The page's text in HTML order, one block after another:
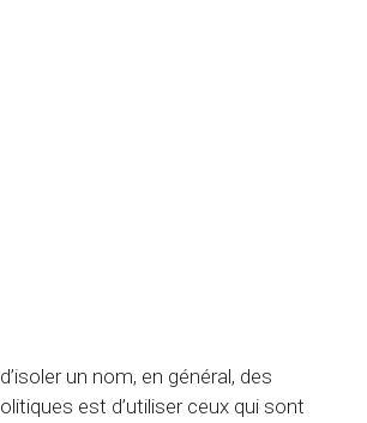
un nom, en général, des
est d’utiliser ceux qui sont